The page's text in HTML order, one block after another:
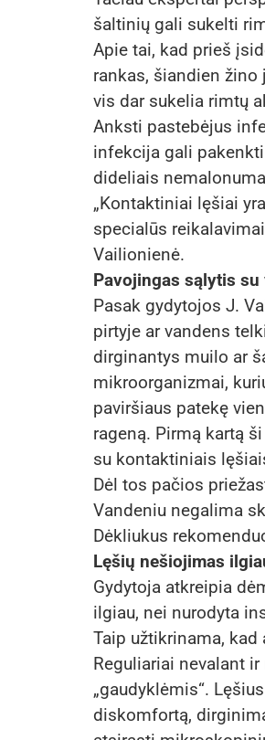
šaltinių gali sukelti
Apie tai, kad prieš
rankas, šiandien
vis dar sukelia rimtų
Anksti pastebėjus
infekcija gali
dideliais
„Kontaktiniai lęšiai
specialūs
Vailionienė.
Pavojingas sąlytis su
Pasak gydytojos J.
pirtyje ar vandens
dirginantys muilo ar
mikroorganizmai,
paviršiaus patekę
rageną. Pirmą kartą
su kontaktiniais
Dėl tos pačios
Vandeniu negalima
Dėkliukus
Lęšių nešiojimas
Gydytoja atkreipia
ilgiau, nei nurodyta
Taip užtikrinama,
Reguliariai nevalant
„gaudyklėmis“.
diskomfortą,